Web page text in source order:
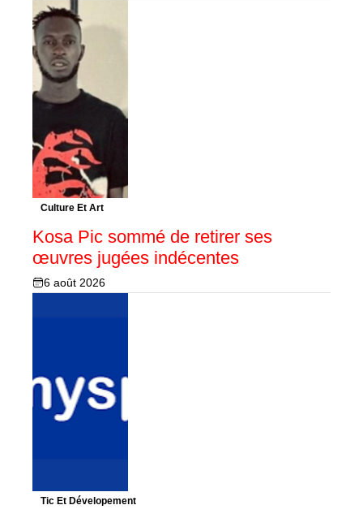
Culture Et Art
Kosa Pic sommé de retirer ses
œuvres jugées indécentes
6 août 2026
Tic Et Dévelopement